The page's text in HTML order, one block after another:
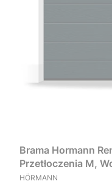
Brama Hormann
Przetłoczenia M,
RAL 7016 +
PRODUCENT
HÖRMANN